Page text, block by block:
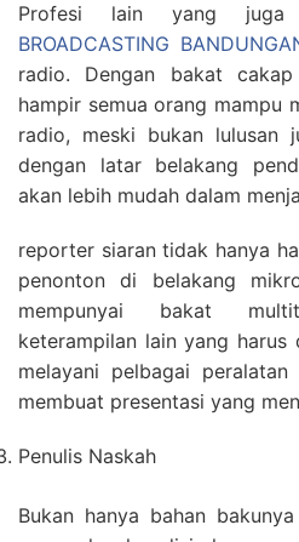
Profesi lain yang
BROADCASTING
radio. Dengan bakat
hampir semua orang mampu
radio, meski bukan lulusan
dengan latar belakang
akan lebih mudah dalam
reporter siaran tidak hanya
penonton di belakang
mempunyai bakat
keterampilan lain yang harus
melayani pelbagai
membuat presentasi yang
Penulis Naskah
Bukan hanya bahan